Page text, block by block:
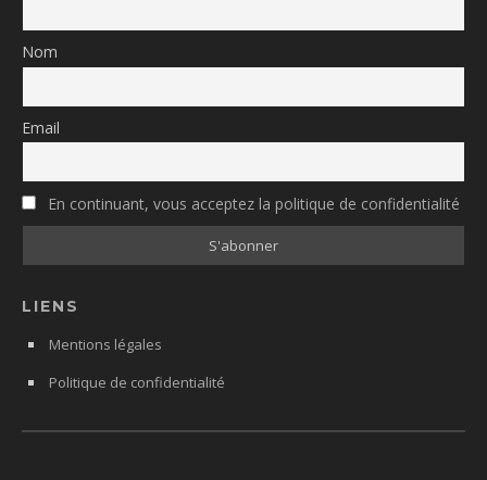
Nom
Email
En continuant, vous acceptez la politique de confidentialité
LIENS
Mentions légales
Politique de confidentialité